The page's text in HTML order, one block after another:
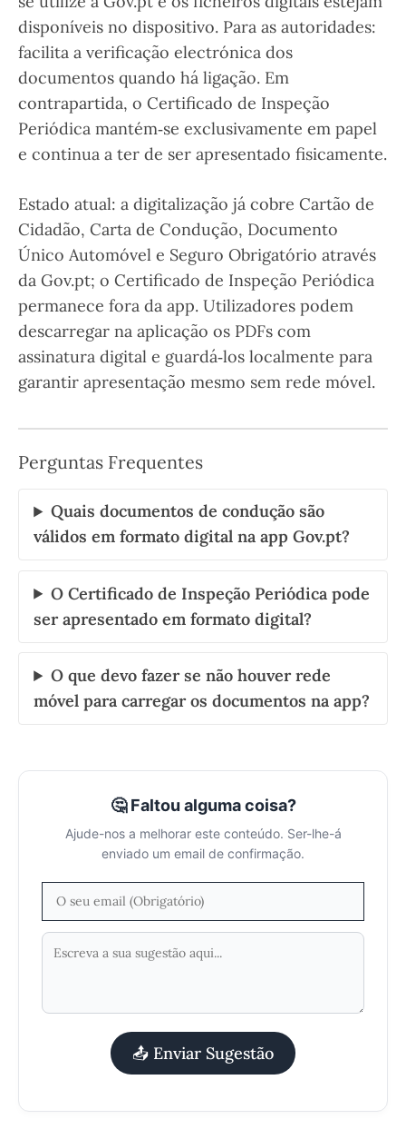
disponíveis no dispositivo. Para as autoridades:
facilita a verificação electrónica dos
documentos quando há ligação. Em
contrapartida, o Certificado de Inspeção
Periódica mantém‑se exclusivamente em papel
e continua a ter de ser apresentado fisicamente.
Estado atual: a digitalização já cobre Cartão de
Cidadão, Carta de Condução, Documento
Único Automóvel e Seguro Obrigatório através
da Gov.pt; o Certificado de Inspeção Periódica
permanece fora da app. Utilizadores podem
descarregar na aplicação os PDFs com
assinatura digital e guardá‑los localmente para
garantir apresentação mesmo sem rede móvel.
Perguntas Frequentes
Quais documentos de condução são
válidos em formato digital na app Gov.pt?
O Certificado de Inspeção Periódica pode
ser apresentado em formato digital?
O que devo fazer se não houver rede
móvel para carregar os documentos na app?
🤔 Faltou alguma coisa?
Ajude-nos a melhorar este conteúdo. Ser-lhe-á
enviado um email de confirmação.
📤 Enviar Sugestão